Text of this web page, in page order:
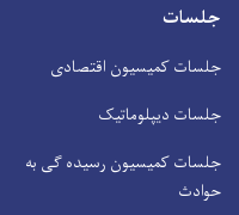
جلسات
جلسات کمیسیون اقتصادی
جلسات دیپلوماتیک
جلسات کمیسیون رسیده ګی به
حوادث